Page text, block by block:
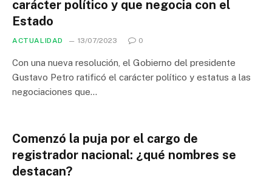
carácter político y que negocia con el
Estado
ACTUALIDAD 13/07/2023 0
Con una nueva resolución, el Gobierno del presidente
Gustavo Petro ratificó el carácter político y estatus a las
negociaciones que…
Comenzó la puja por el cargo de
registrador nacional: ¿qué nombres se
destacan?